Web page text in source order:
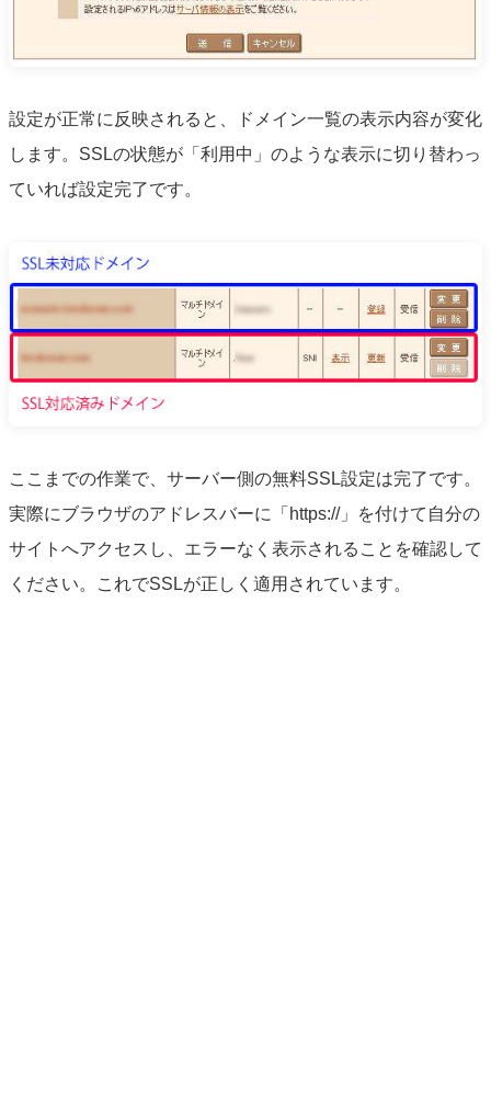
設定が正常に反映されると、ドメイン一覧の表示内容が変化
します。SSLの状態が「利用中」のような表示に切り替わっ
ていれば設定完了です。
ここまでの作業で、サーバー側の無料SSL設定は完了です。
実際にブラウザのアドレスバーに「https://」を付けて自分の
サイトへアクセスし、エラーなく表示されることを確認して
ください。これでSSLが正しく適用されています。